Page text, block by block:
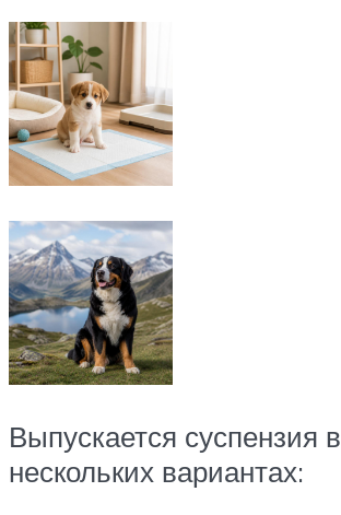
Выпускается суспензия в
нескольких вариантах: